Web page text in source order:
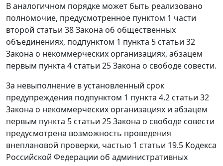
В аналогичном порядке может быть реализовано
полномочие, предусмотренное пунктом 1 части
второй статьи 38 Закона об общественных
объединениях, подпунктом 1 пункта 5 статьи 32
Закона о некоммерческих организациях, абзацем
первым пункта 4 статьи 25 Закона о свободе совести.
За невыполнение в установленный срок
предупреждения подпунктом 1 пункта 4.2 статьи 32
Закона о некоммерческих организациях и абзацем
первым пункта 5 статьи 25 Закона о свободе совести
предусмотрена возможность проведения
внеплановой проверки, частью 1 статьи 19.5 Кодекса
Российской Федерации об административных